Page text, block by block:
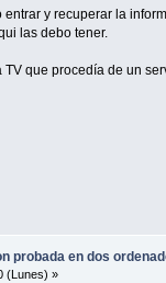
y recuperar la
las debo tener.
que procedía de un
probada en dos
(Lunes) »